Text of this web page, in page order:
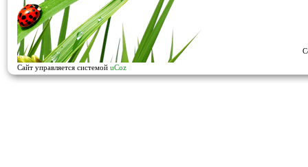
Сайт управляется системой uCoz